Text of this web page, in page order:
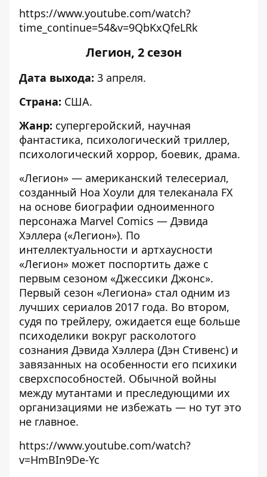
https://www.youtube.com/watch?
time_continue=54&v=9QbKxQfeLRk
Легион, 2 сезон
Дата выхода: 3 апреля.
Страна: США.
Жанр: супергеройский, научная
фантастика, психологический триллер,
психологический хоррор, боевик, драма.
«Легион» — американский телесериал,
созданный Ноа Хоули для телеканала FX
на основе биографии одноименного
персонажа Marvel Comics — Дэвида
Хэллера («Легион»). По
интеллектуальности и артхаусности
«Легион» может поспортить даже с
первым сезоном «Джессики Джонс».
Первый сезон «Легиона» стал одним из
лучших сериалов 2017 года. Во втором,
судя по трейлеру, ожидается еще больше
психоделики вокруг расколотого
сознания Дэвида Хэллера (Дэн Стивенс) и
завязанных на особенности его психики
сверхспособностей. Обычной войны
между мутантами и преследующими их
организациями не избежать — но тут это
не главное.
https://www.youtube.com/watch?
v=HmBIn9De-Yc